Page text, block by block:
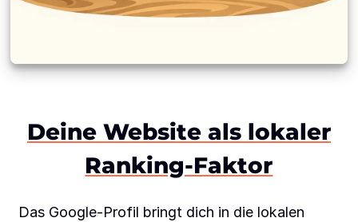
Deine Website als lokaler
Ranking-Faktor
Das Google-Profil bringt dich in die lokalen